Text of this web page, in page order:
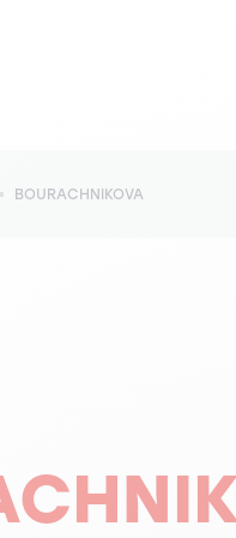
BOURACHNIKOVA